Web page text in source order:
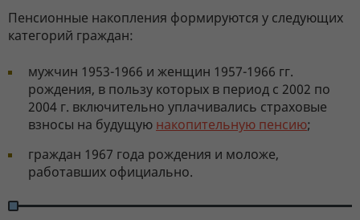
Пенсионные накопления формируются у следующих
категорий граждан:
мужчин 1953-1966 и женщин 1957-1966 гг.
рождения, в пользу которых в период с 2002 по
2004 г. включительно уплачивались страховые
взносы на будущую накопительную пенсию;
граждан 1967 года рождения и моложе,
работавших официально.